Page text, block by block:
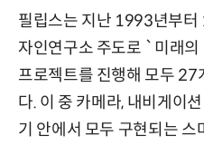
필립스는 지난 1993년부터
자인연구소 주도로 `미래
프로젝트를 진행해 모두 27
다. 이 중 카메라, 내비게이
기 안에서 모두 구현되는